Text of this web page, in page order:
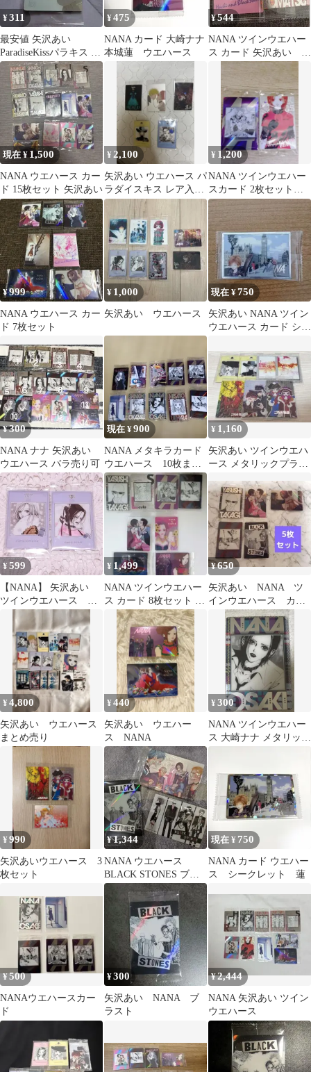
¥311
最安値 矢沢あい
ParadiseKissパラキス ツ
インウエハース VR-20
¥475
NANA カード 大崎ナナ
本城蓮 ウエハース
¥544
NANA ツインウエハー
ス カード 矢沢あい 小
現在 ¥1,500
NANA ウエハース カー
ド 15枚セット 矢沢あい
¥2,100
矢沢あい ウエハース パ
ラダイスキス レア入り
ご近所物語
¥ 1,200
NANA ツインウエハー
スカード 2枚セット
SR-27 M-15
¥999
NANA ウエハース カー
ド 7枚セット
¥ 1,000
矢沢あい ウエハース
現在 ¥750
矢沢あい NANA ツイン
ウエハース カード シー
¥300
NANA ナナ 矢沢あい
ウエハース バラ売り可
現在 ¥900
NANA メタキラカード
ウエハース 10枚まと
め売り
¥ 1,160
矢沢あい ツインウエハ
ース メタリックプラカ
¥599
【NANA】 矢沢あい
ツインウエハース カ
ード 2枚セット 大崎
ナナ&ハチ
¥ 1,499
NANA ツインウエハー
ス カード 8枚セット 矢
沢あい
¥650
矢沢あい NANA ツ
インウエハース カー
ド 5枚セット ⑥
¥4,800
矢沢あい ウエハース
まとめ売り
¥440
矢沢あい ウエハー
ス NANA
¥300
NANA ツインウエハー
ス 大崎ナナ メタリック
¥990
矢沢あいウエハース 3
枚セット
¥1,344
NANA ウエハース
BLACK STONES ブラ
スト 3枚セット 矢沢あ
現在 ¥ 750
NANA カード ウエハー
ス シークレット 蓮
¥500
NANAウエハースカー
ド
¥300
矢沢あい NANA ブ
ラスト
¥2,444
NANA 矢沢あい ツイン
ウエハース